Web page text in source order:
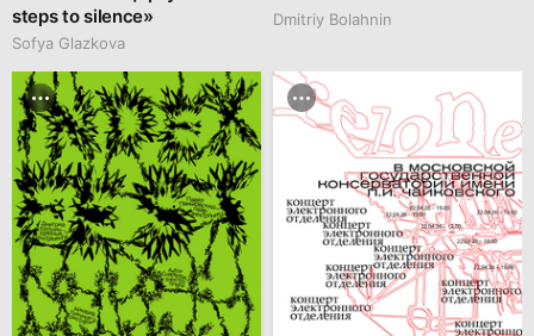
steps to silence»
Sofya Glazkova
Dmitriy Bolahnin